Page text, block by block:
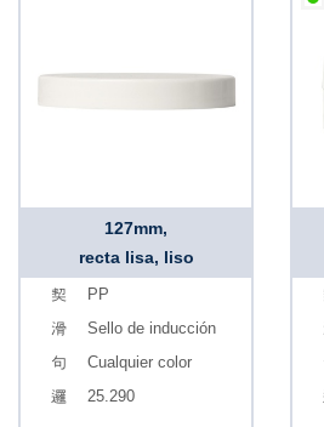
127mm,
recta lisa, liso
PP
Sello de inducción
Cualquier color
25.290